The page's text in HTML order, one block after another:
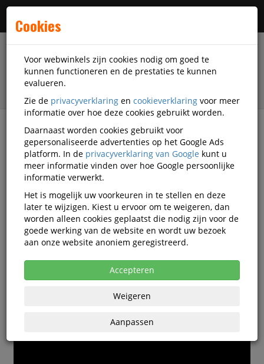
Alle categorieën
Spatschermen Video's
Alle video's
Cookies
Voor webwinkels zijn cookies nodig om goed te
kunnen functioneren en de prestaties te kunnen
evalueren.
Zie de privacyverklaring en cookieverklaring voor meer
informatie over hoe deze cookies gebruikt worden.
Daarnaast worden cookies gebruikt voor
gepersonaliseerde advertenties op het Google Ads
platform. In de privacyverklaring van Google kunt u
meer informatie vinden over hoe Google persoonlijke
informatie verwerkt.
Het is mogelijk uw voorkeuren in te stellen en deze
later te wijzigen. Kiest u ervoor om te weigeren, dan
worden alleen cookies geplaatst die nodig zijn voor de
goede werking van de website en wordt uw bezoek
aan onze website anoniem geregistreerd.
Accepteren
Weigeren
Aanpassen